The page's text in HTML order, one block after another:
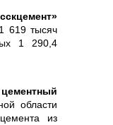
619 тысяч
1 290,4
области
из